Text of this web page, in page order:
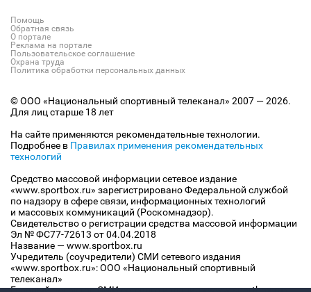
Помощь
Обратная связь
О портале
Реклама на портале
Пользовательское соглашение
Охрана труда
Политика обработки персональных данных
© ООО «Национальный спортивный телеканал» 2007 — 2026.
Для лиц старше 18 лет
На сайте применяются рекомендательные технологии.
Подробнее в Правилах применения рекомендательных
технологий
Средство массовой информации сетевое издание
«www.sportbox.ru» зарегистрировано Федеральной службой
по надзору в сфере связи, информационных технологий
и массовых коммуникаций (Роскомнадзор).
Свидетельство о регистрации средства массовой информации
Эл № ФС77-72613 от 04.04.2018
Название — www.sportbox.ru
Учредитель (соучредители) СМИ сетевого издания
«www.sportbox.ru»: ООО «Национальный спортивный
телеканал»
Главный редактор СМИ сетевого издания «www.sportbox.ru»: